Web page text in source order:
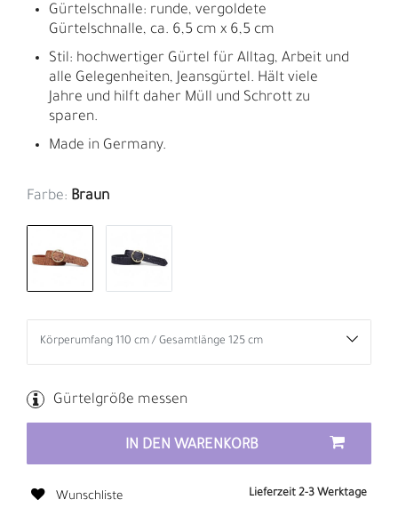
Gürtelschnalle: runde, vergoldete
Gürtelschnalle, ca. 6,5 cm x 6,5 cm
Stil: hochwertiger Gürtel für Alltag, Arbeit und
alle Gelegenheiten, Jeansgürtel. Hält viele
Jahre und hilft daher Müll und Schrott zu
sparen.
Made in Germany.
Farbe: Braun
Gürtelgröße messen
IN DEN WARENKORB
Wunschliste Lieferzeit 2-3 Werktage